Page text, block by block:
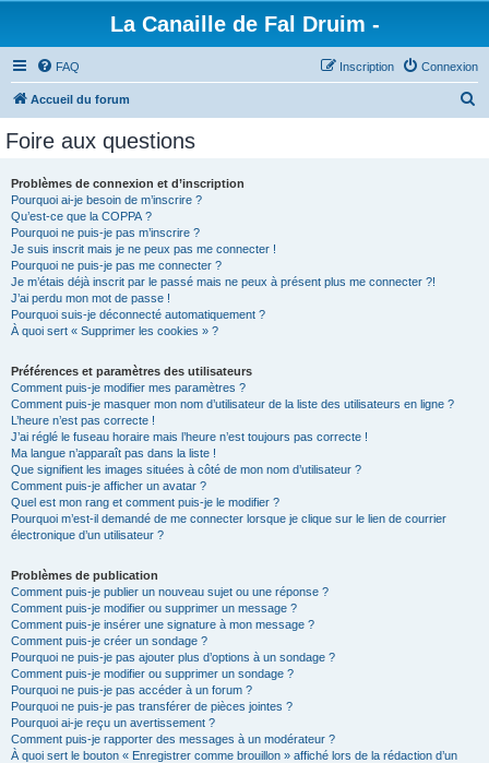
La Canaille de Fal Druim -
FAQ Connexion
Inscription
Accueil du forum
Foire aux questions
Problèmes de connexion et d’inscription
Pourquoi ai-je besoin de m’inscrire ?
Qu’est-ce que la COPPA ?
Pourquoi ne puis-je pas m’inscrire ?
Je suis inscrit mais je ne peux pas me connecter !
Pourquoi ne puis-je pas me connecter ?
Je m’étais déjà inscrit par le passé mais ne peux à présent plus me connecter ?!
J’ai perdu mon mot de passe !
Pourquoi suis-je déconnecté automatiquement ?
À quoi sert « Supprimer les cookies » ?
Préférences et paramètres des utilisateurs
Comment puis-je modifier mes paramètres ?
Comment puis-je masquer mon nom d’utilisateur de la liste des utilisateurs en ligne ?
L’heure n’est pas correcte !
J’ai réglé le fuseau horaire mais l’heure n’est toujours pas correcte !
Ma langue n’apparaît pas dans la liste !
Que signifient les images situées à côté de mon nom d’utilisateur ?
Comment puis-je afficher un avatar ?
Quel est mon rang et comment puis-je le modifier ?
Pourquoi m’est-il demandé de me connecter lorsque je clique sur le lien de courrier
électronique d’un utilisateur ?
Problèmes de publication
Comment puis-je publier un nouveau sujet ou une réponse ?
Comment puis-je modifier ou supprimer un message ?
Comment puis-je insérer une signature à mon message ?
Comment puis-je créer un sondage ?
Pourquoi ne puis-je pas ajouter plus d’options à un sondage ?
Comment puis-je modifier ou supprimer un sondage ?
Pourquoi ne puis-je pas accéder à un forum ?
Pourquoi ne puis-je pas transférer de pièces jointes ?
Pourquoi ai-je reçu un avertissement ?
Comment puis-je rapporter des messages à un modérateur ?
À quoi sert le bouton « Enregistrer comme brouillon » affiché lors de la rédaction d’un